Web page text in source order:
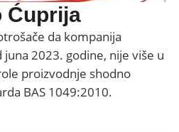
Ćuprija
da kompanija
juna 2023. godine, nije više u
proizvodnje shodno
BAS 1049:2010.